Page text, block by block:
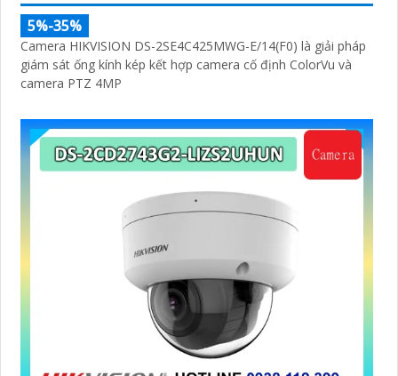
5%-35%
Camera HIKVISION DS-2SE4C425MWG-E/14(F0) là giải pháp
giám sát ống kính kép kết hợp camera cố định ColorVu và
camera PTZ 4MP